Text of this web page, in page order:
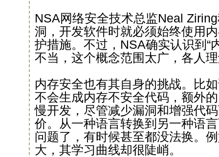
NSA网络安全技术总监Neal
洞，开发软件时就必须始终使用
护措施。不过，NSA确实认识到“
不当，这个概念范围太广，各人
内存安全也有其自身的挑战。比
不会生成内存不安全代码，额外
慢开发，尽管减少漏洞和增强代
价。从一种语言转换到另一种语
问题了，有时候甚至都没法换。
大，其学习曲线却很陡峭。